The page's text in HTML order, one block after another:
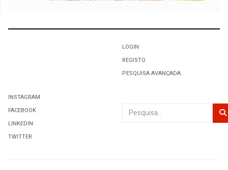
LOGIN
REGISTO
PESQUISA AVANÇADA
INSTAGRAM
FACEBOOK
LINKEDIN
TWITTER
Pesquisar